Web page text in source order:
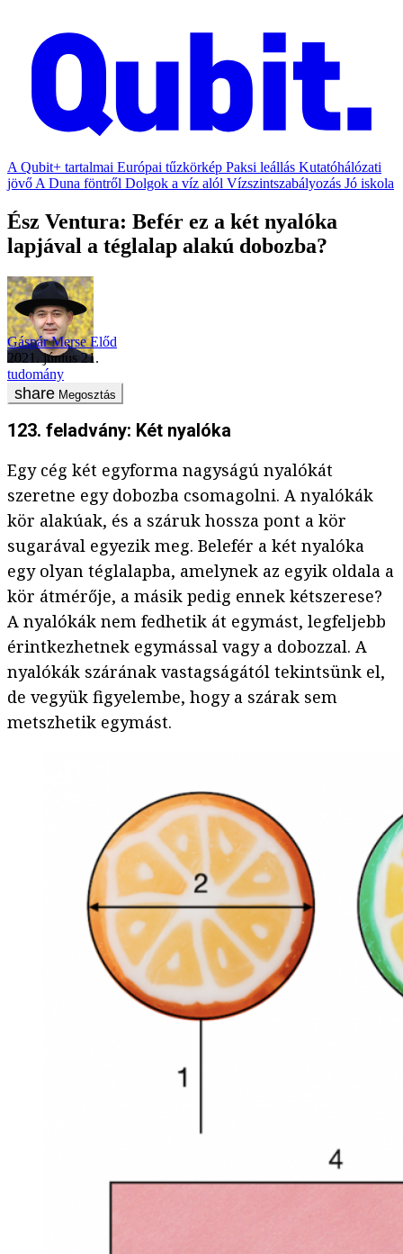
A Qubit+ tartalmai Európai tűzkörkép Paksi leállás Kutatóhálózati
jövő A Duna föntről Dolgok a víz alól Vízszintszabályozás Jó iskola
Ész Ventura: Befér ez a két nyalóka
lapjával a téglalap alakú dobozba?
Gáspár Merse Előd
2021. június 21.
tudomány
Megosztás
123. feladvány: Két nyalóka
Egy cég két egyforma nagyságú nyalókát
szeretne egy dobozba csomagolni. A nyalókák
kör alakúak, és a száruk hossza pont a kör
sugarával egyezik meg. Belefér a két nyalóka
egy olyan téglalapba, amelynek az egyik oldala a
kör átmérője, a másik pedig ennek kétszerese?
A nyalókák nem fedhetik át egymást, legfeljebb
érintkezhetnek egymással vagy a dobozzal. A
nyalókák szárának vastagságától tekintsünk el,
de vegyük figyelembe, hogy a szárak sem
metszhetik egymást.